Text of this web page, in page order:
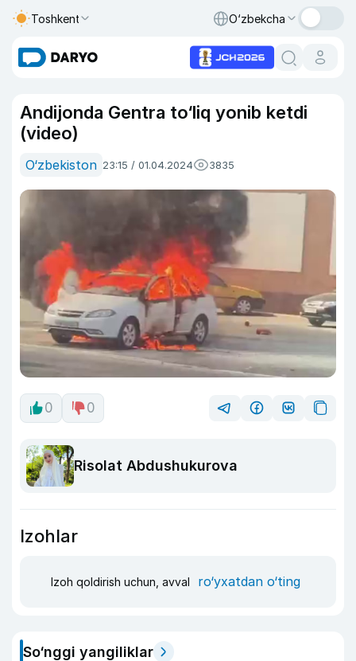
Toshkent O‘zbekcha
Andijonda Gentra to‘liq yonib ketdi
(video)
O‘zbekiston 23:15 / 01.04.2024 3835
0 0
Risolat Abdushukurova
Izohlar
Izoh qoldirish uchun, avval ro‘yxatdan o‘ting
So‘nggi yangiliklar